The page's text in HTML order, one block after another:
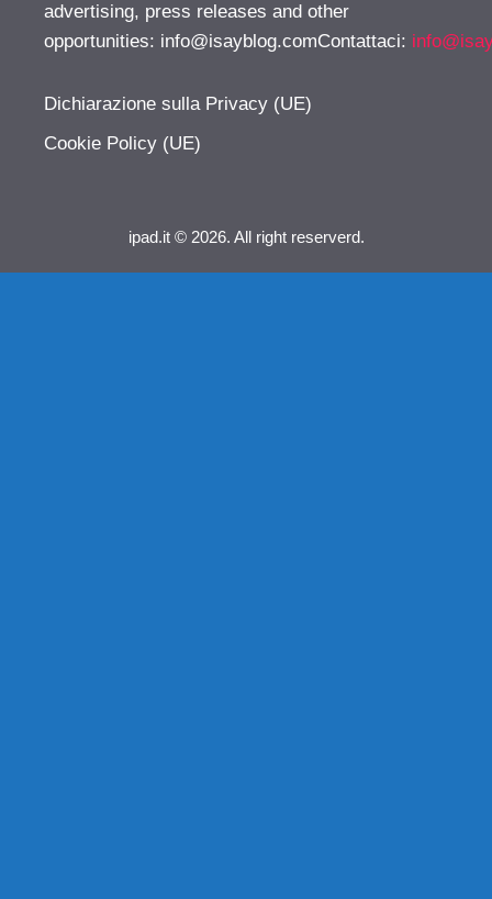
advertising, press releases and other
opportunities: info@isayblog.comContattaci:
Dichiarazione sulla Privacy (UE)
Cookie Policy (UE)
ipad.it © 2026. All right reserverd.